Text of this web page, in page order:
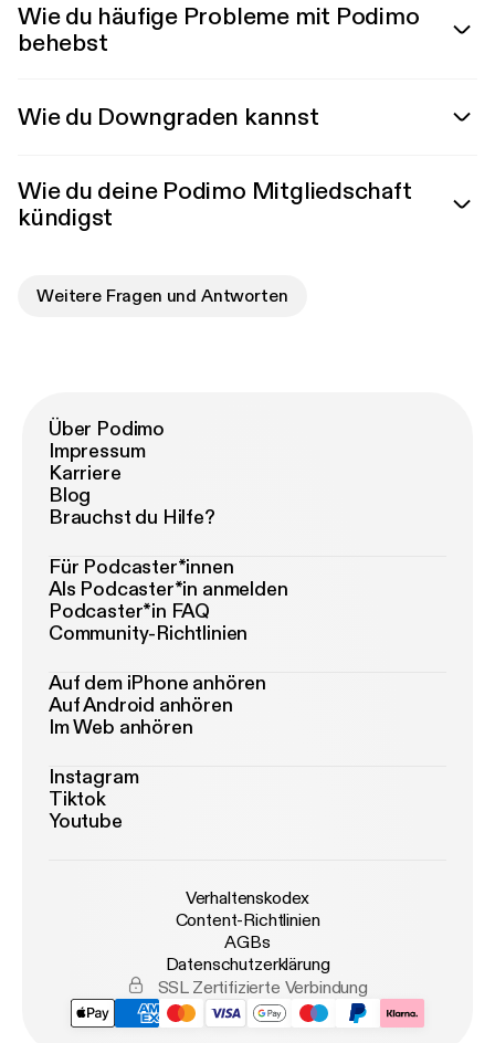
Wie du häufige Probleme mit Podimo
behebst
Wie du Downgraden kannst
Wie du deine Podimo Mitgliedschaft
kündigst
Weitere Fragen und Antworten
Über Podimo
Impressum
Karriere
Blog
Brauchst du Hilfe?
Für Podcaster*innen
Als Podcaster*in anmelden
Podcaster*in FAQ
Community-Richtlinien
Auf dem iPhone anhören
Auf Android anhören
Im Web anhören
Instagram
Tiktok
Youtube
Verhaltenskodex
Content-Richtlinien
AGBs
Datenschutzerklärung
SSL Zertifizierte Verbindung